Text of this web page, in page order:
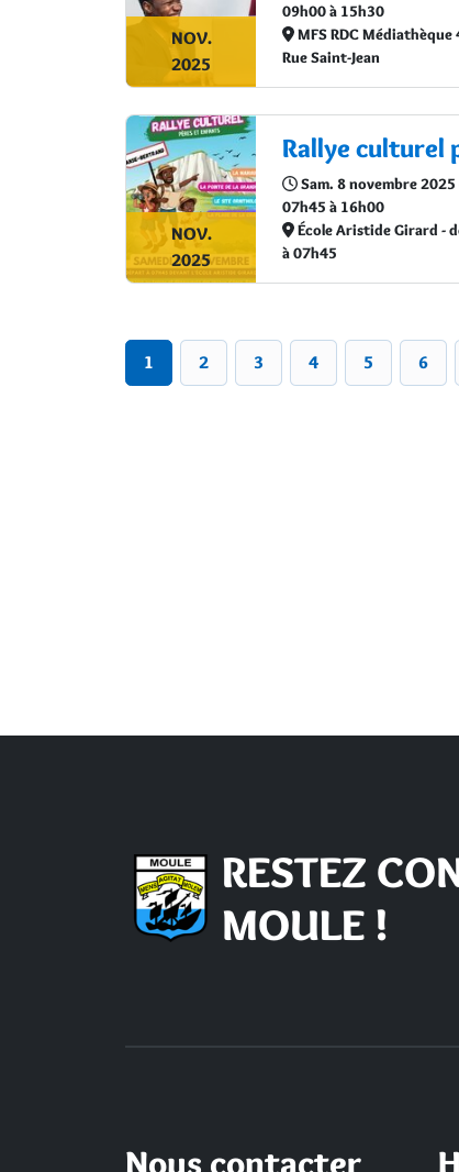
NOV.
2025
09h00 à 15h30
MFS RDC Médiathèque
Rue Saint-Jean
NOV.
2025
Sam. 8 novembre 2025
07h45 à 16h00
École Aristide Girard -
à 07h45
1 2 3 4 5 6
RESTEZ
MOULE !
Nous contacter